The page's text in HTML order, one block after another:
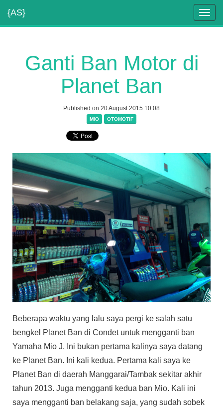
{AS}
Ganti Ban Motor di
Planet Ban
Published on 20 August 2015 10:08
MIO OTOMOTIF
Beberapa waktu yang lalu saya pergi ke salah satu
bengkel Planet Ban di Condet untuk mengganti ban
Yamaha Mio J. Ini bukan pertama kalinya saya datang
ke Planet Ban. Ini kali kedua. Pertama kali saya ke
Planet Ban di daerah Manggarai/Tambak sekitar akhir
tahun 2013. Juga mengganti kedua ban Mio. Kali ini
saya mengganti ban belakang saja, yang sudah sobek